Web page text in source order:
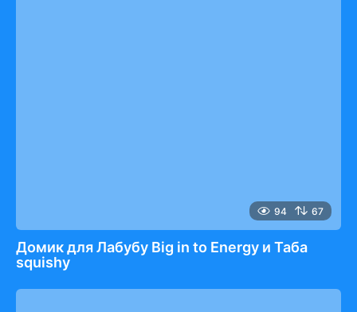
94 67
Домик для Лабубу Big in to Energy и Таба
squishy